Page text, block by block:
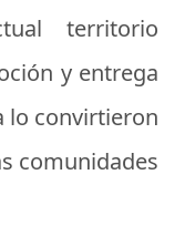
territorio
y entrega
lo convirtieron
comunidades